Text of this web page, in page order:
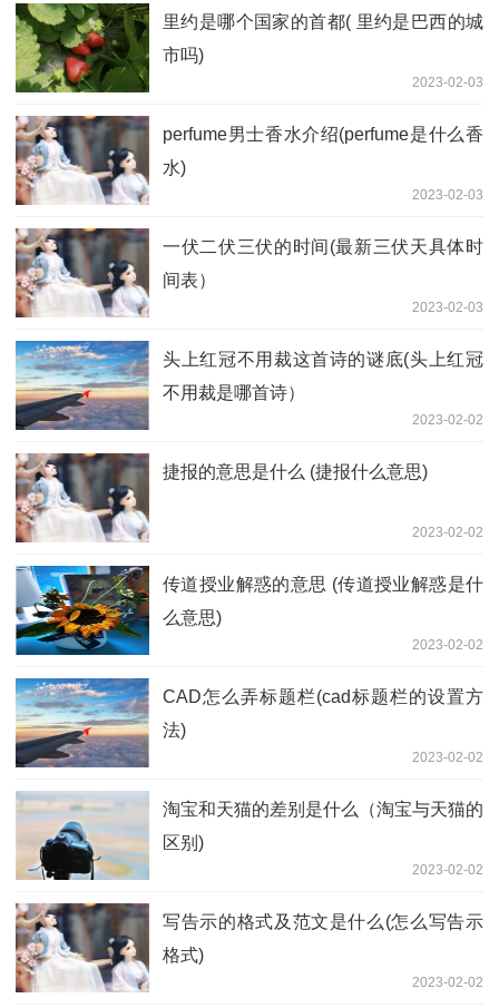
里约是哪个国家的首都( 里约是巴西的城
市吗)
2023-02-03
perfume男士香水介绍(perfume是什么香
水)
2023-02-03
一伏二伏三伏的时间(最新三伏天具体时
间表）
2023-02-03
头上红冠不用裁这首诗的谜底(头上红冠
不用裁是哪首诗）
2023-02-02
捷报的意思是什么 (捷报什么意思)
2023-02-02
传道授业解惑的意思 (传道授业解惑是什
么意思)
2023-02-02
CAD怎么弄标题栏(cad标题栏的设置方
法)
2023-02-02
淘宝和天猫的差别是什么（淘宝与天猫的
区别)
2023-02-02
写告示的格式及范文是什么(怎么写告示
格式)
2023-02-02